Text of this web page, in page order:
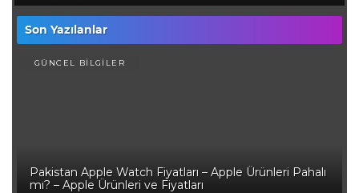
Son Yazılanlar
GÜNCEL BİLGİLER
Pakistan Apple Watch Fiyatları – Apple Ürünleri Pahalı
mı? – Apple Ürünleri ve Fiyatları